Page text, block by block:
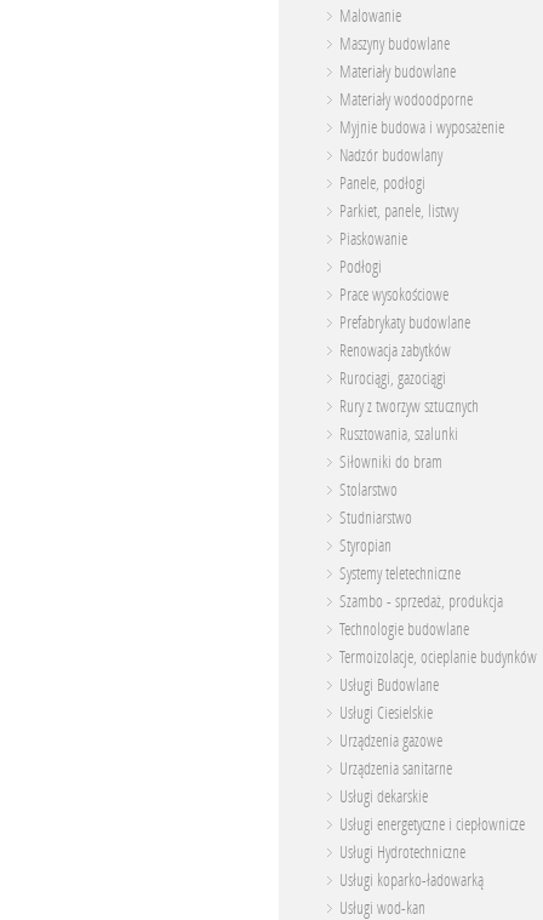
Malowanie
Maszyny budowlane
Materiały budowlane
Materiały wodoodporne
Myjnie budowa i wyposażenie
Nadzór budowlany
Panele, podłogi
Parkiet, panele, listwy
Piaskowanie
Podłogi
Prace wysokościowe
Prefabrykaty budowlane
Renowacja zabytków
Rurociągi, gazociągi
Rury z tworzyw sztucznych
Rusztowania, szalunki
Siłowniki do bram
Stolarstwo
Studniarstwo
Styropian
Systemy teletechniczne
Szambo - sprzedaż, produkcja
Technologie budowlane
Termoizolacje, ocieplanie budynków
Usługi Budowlane
Usługi Ciesielskie
Urządzenia gazowe
Urządzenia sanitarne
Usługi dekarskie
Usługi energetyczne i ciepłownicze
Usługi Hydrotechniczne
Usługi koparko-ładowarką
Usługi wod-kan